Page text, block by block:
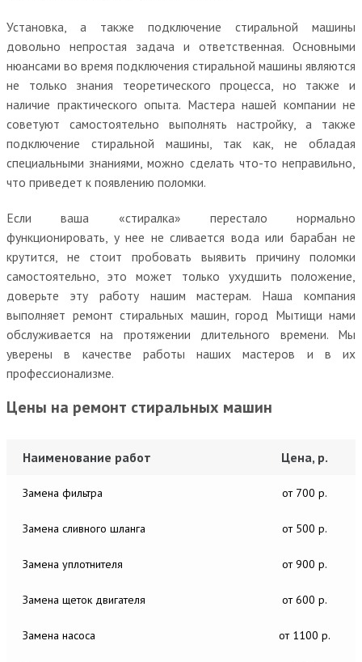
Установка, а также подключение стиральной машины
довольно непростая задача и ответственная. Основными
нюансами во время подключения стиральной машины являются
не только знания теоретического процесса, но также и
наличие практического опыта. Мастера нашей компании не
советуют самостоятельно выполнять настройку, а также
подключение стиральной машины, так как, не обладая
специальными знаниями, можно сделать что-то неправильно,
что приведет к появлению поломки.
Если ваша «стиралка» перестало нормально
функционировать, у нее не сливается вода или барабан не
крутится, не стоит пробовать выявить причину поломки
самостоятельно, это может только ухудшить положение,
доверьте эту работу нашим мастерам. Наша компания
выполняет ремонт стиральных машин, город Мытищи нами
обслуживается на протяжении длительного времени. Мы
уверены в качестве работы наших мастеров и в их
профессионализме.
Цены на ремонт стиральных машин
Наименование работ Цена, р.
Замена фильтра от 700 р.
Замена сливного шланга от 500 р.
Замена уплотнителя от 900 р.
Замена щеток двигателя от 600 р.
Замена насоса от 1100 р.